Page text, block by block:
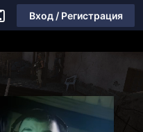
Вход / Регистрация